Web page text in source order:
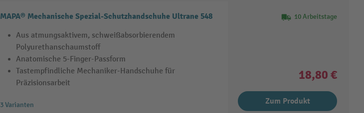
MAPA® Mechanische Spezial-Schutzhandschuhe Ultrane 548
Aus atmungsaktivem, schweißabsorbierendem
Polyurethanschaumstoff
Anatomische 5-Finger-Passform
Tastempfindliche Mechaniker-Handschuhe für
Präzisionsarbeit
3 Varianten
10 Arbeitstage
18,80 €
Zum Produkt